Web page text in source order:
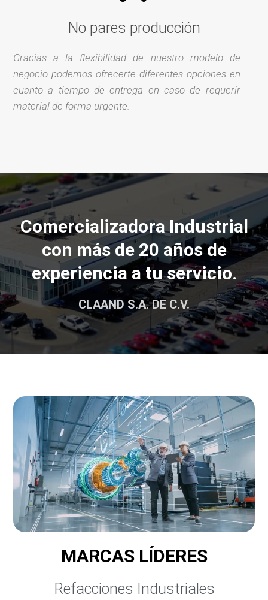
No pares producción
Gracias a la flexibilidad de nuestro modelo de
negocio podemos ofrecerte diferentes opciones en
cuanto a tiempo de entrega en caso de requerir
material de forma urgente.
Comercializadora Industrial
con más de 20 años de
experiencia a tu servicio.
CLAAND S.A. DE C.V.
MARCAS LÍDERES
Refacciones Industriales